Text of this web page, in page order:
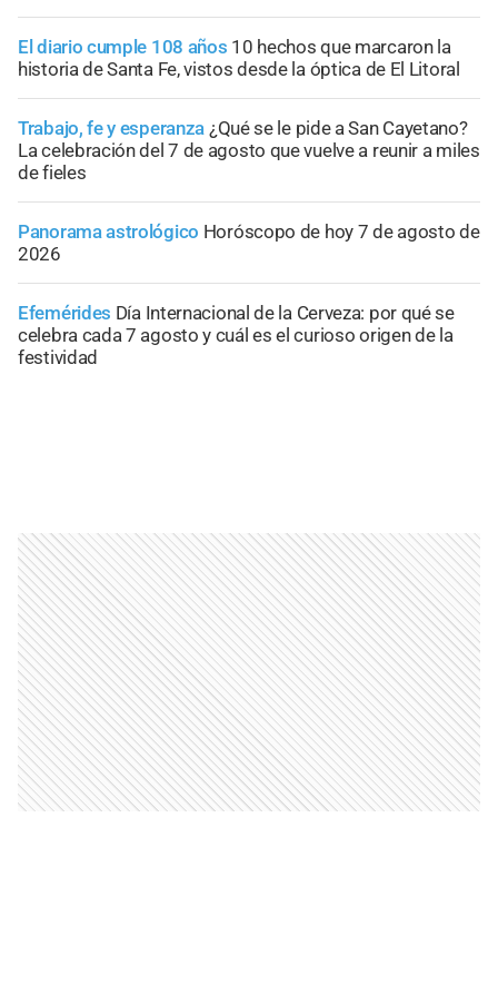
El diario cumple 108 años 10 hechos que marcaron la
historia de Santa Fe, vistos desde la óptica de El Litoral
Trabajo, fe y esperanza ¿Qué se le pide a San Cayetano?
La celebración del 7 de agosto que vuelve a reunir a miles
de fieles
Panorama astrológico Horóscopo de hoy 7 de agosto de
2026
Efemérides Día Internacional de la Cerveza: por qué se
celebra cada 7 agosto y cuál es el curioso origen de la
festividad